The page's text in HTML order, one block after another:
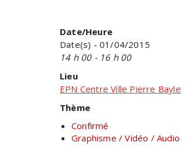
Date/Heure
Date(s) - 01/04/2015
14 h 00 - 16 h 00
Lieu
EPN Centre Ville Pierre Bayle
Thème
Confirmé
Graphisme / Vidéo / Audio